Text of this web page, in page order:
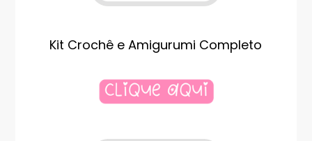
Kit Crochê e Amigurumi Completo